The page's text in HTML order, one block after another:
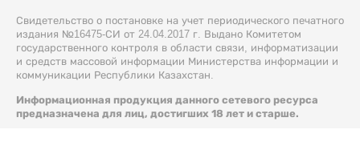
Свидетельство о постановке на учет периодического печатного
издания №16475-СИ от 24.04.2017 г. Выдано Комитетом
государственного контроля в области связи, информатизации
и средств массовой информации Министерства информации и
коммуникации Республики Казахстан.
Информационная продукция данного сетевого ресурса
предназначена для лиц, достигших 18 лет и старше.